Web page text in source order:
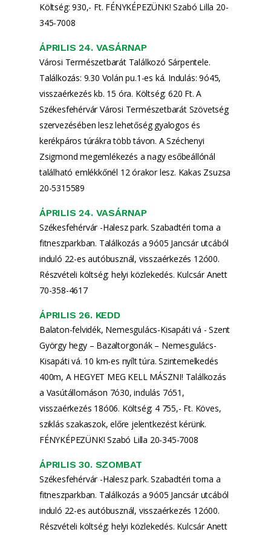
Költség: 930,- Ft. FÉNYKÉPEZÜNK! Szabó Lilla 20-
345-7008
ÁPRILIS 24. VASÁRNAP
Városi Természetbarát Találkozó Sárpentele.
Találkozás: 9.30 Volán pu.1-es ká. Indulás: 9ó45,
visszaérkezés kb. 15 óra. Költség: 620 Ft. A
Székesfehérvár Városi Természetbarát Szövetség
szervezésében lesz lehetőség gyalogos és
kerékpáros túrákra több távon. A Széchenyi
Zsigmond megemlékezés a nagy esőbeállónál
található emlékkőnél 12 órakor lesz. Kakas Zsuzsa
20-5315589
ÁPRILIS 24. VASÁRNAP
Székesfehérvár -Halesz park. Szabadtéri torna a
fitneszparkban. Találkozás a 9ó05 Jancsár utcából
induló 22-es autóbusznál, visszaérkezés 12ó00.
Részvételi költség: helyi közlekedés. Kulcsár Anett
70-358-4617
ÁPRILIS 26. KEDD
Balaton-felvidék, Nemesgulács-Kisapáti vá - Szent
György hegy – Bazaltorgonák – Nemesgulács-
Kisapáti vá. 10 km-es nyílt túra. Szintemelkedés
400m, A HEGYET MEG KELL MÁSZNI! Találkozás
a Vasútállomáson 7ó30, indulás 7ó51,
visszaérkezés 18ó06. Költség: 4 755,- Ft. Köves,
sziklás szakaszok, előre jelentkezést kérünk.
FÉNYKÉPEZÜNK! Szabó Lilla 20-345-7008
ÁPRILIS 30. SZOMBAT
Székesfehérvár -Halesz park. Szabadtéri torna a
fitneszparkban. Találkozás a 9ó05 Jancsár utcából
induló 22-es autóbusznál, visszaérkezés 12ó00.
Részvételi költség: helyi közlekedés. Kulcsár Anett